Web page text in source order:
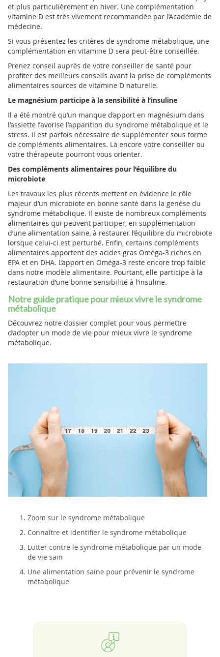
et plus particulièrement en hiver. Une complémentation
vitamine D est très vivement recommandée par l’Académie de
médecine.
Si vous présentez les critères de syndrome métabolique, une
complémentation en vitamine D sera peut-être conseillée.
Prenez conseil auprès de votre conseiller de santé pour
profiter des meilleurs conseils avant la prise de compléments
alimentaires sources de vitamine D naturelle.
Le magnésium participe à la sensibilité à l’insuline
Il a été montré qu’un manque d’apport en magnésium dans
l’assiette favorise l’apparition du syndrome métabolique et le
stress. Il est parfois nécessaire de supplémenter sous forme
de compléments alimentaires. Là encore votre conseiller ou
votre thérapeute pourront vous orienter.
Des compléments alimentaires pour l’équilibre du
microbiote
Les travaux les plus récents mettent en évidence le rôle
majeur d’un microbiote en bonne santé dans la genèse du
syndrome métabolique. Il existe de nombreux compléments
alimentaires qui peuvent participer, en supplémentation
d’une alimentation saine, à restaurer l’équilibre du microbiote
lorsque celui-ci est perturbé. Enfin, certains compléments
alimentaires apportent des acides gras Oméga-3 riches en
EPA et en DHA. L’apport en Oméga-3 reste encore trop faible
dans notre modèle alimentaire. Pourtant, elle participe à la
restauration d’une bonne sensibilité à l’insuline.
Notre guide pratique pour mieux vivre le syndrome
métabolique
Découvrez notre dossier complet pour vous permettre
d’adopter un mode de vie pour mieux vivre le syndrome
métabolique.
Zoom sur le syndrome métabolique
Connaître et identifier le syndrome métabolique
Lutter contre le syndrome métabolique par un mode
de vie sain
Une alimentation saine pour prévenir le syndrome
métabolique